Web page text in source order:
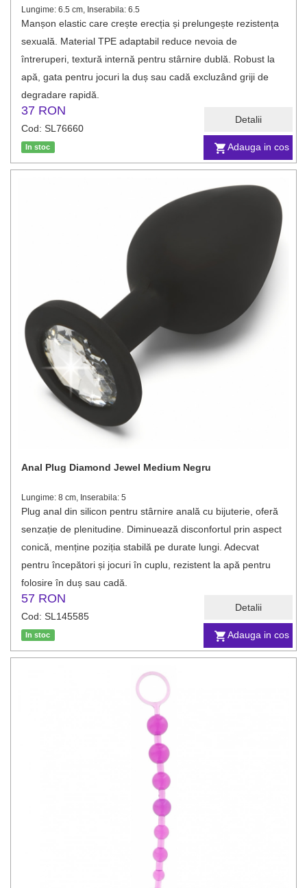
Adauga in cos
Detalii
Lungime: 6.5 cm, Inserabila: 6.5
Manșon elastic care crește erecția și prelungește rezistența
sexuală. Material TPE adaptabil reduce nevoia de
întreruperi, textură internă pentru stârnire dublă. Robust la
apă, gata pentru jocuri la duș sau cadă excluzând griji de
degradare rapidă.
37 RON
Cod: SL76660
In stoc
Adauga in cos
Detalii
Anal Plug Diamond Jewel Medium Negru
Lungime: 8 cm, Inserabila: 5
Plug anal din silicon pentru stârnire anală cu bijuterie, oferă
senzație de plenitudine. Diminuează disconfortul prin aspect
conică, menține poziția stabilă pe durate lungi. Adecvat
pentru începători și jocuri în cuplu, rezistent la apă pentru
folosire în duș sau cadă.
57 RON
Cod: SL145585
In stoc